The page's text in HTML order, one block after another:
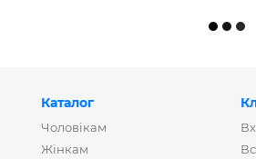
Каталог
Чоловікам
Жінкам